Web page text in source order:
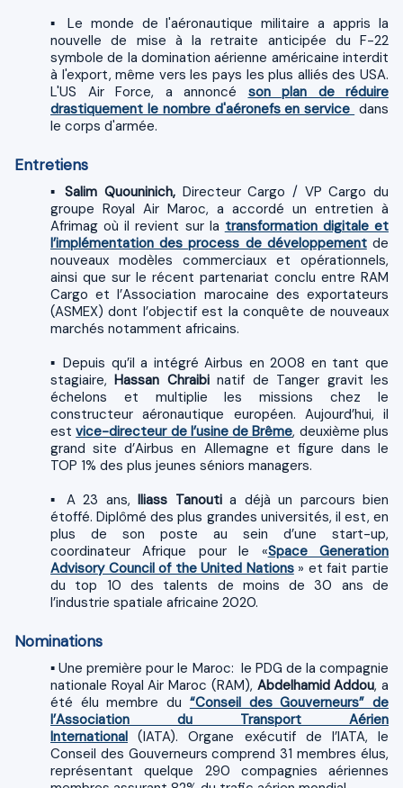
▪ Le monde de l'aéronautique militaire a appris la
nouvelle de mise à la retraite anticipée du F-22
symbole de la domination aérienne américaine interdit
à l'export, même vers les pays les plus alliés des USA.
L'US Air Force, a annoncé son plan de réduire
drastiquement le nombre d'aéronefs en service dans
le corps d'armée.
Entretiens
▪Salim Quouninich, Directeur Cargo / VP Cargo du
groupe Royal Air Maroc, a accordé un entretien à
Afrimag où il revient sur la transformation digitale et
l’implémentation des process de développementde
nouveaux modèles commerciaux et opérationnels,
ainsi que sur le récent partenariat conclu entre RAM
Cargo et l’Association marocaine des exportateurs
(ASMEX) dont l’objectif est la conquête de nouveaux
marchés notamment africains.
▪ Depuis qu’il a intégré Airbus en 2008 en tant que
stagiaire,Hassan Chraibinatif de Tanger gravit les
échelons et multiplie les missions chez le
constructeur aéronautique européen. Aujourd’hui, il
estvice-directeur de l’usine de Brême, deuxième plus
grand site d’Airbus en Allemagne et figure dans le
TOP 1% des plus jeunes séniors managers.
▪ A 23 ans, Iliass Tanoutia déjà un parcours bien
étoffé. Diplômé des plus grandes universités, il est, en
plus de son poste au sein d’une start-up,
coordinateur Afrique pour le «Space Generation
Advisory Council of the United Nations» et fait partie
du top 10 des talents de moins de 30 ans de
l’industrie spatiale africaine 2020.
Nominations
▪ Une première pour le Maroc: le PDG de la compagnie
nationale Royal Air Maroc (RAM), Abdelhamid Addou, a
été élu membre du “Conseil des Gouverneurs” de
l’Association du Transport Aérien
International (IATA). Organe exécutif de l’IATA, le
Conseil des Gouverneurs comprend 31 membres élus,
représentant quelque 290 compagnies aériennes